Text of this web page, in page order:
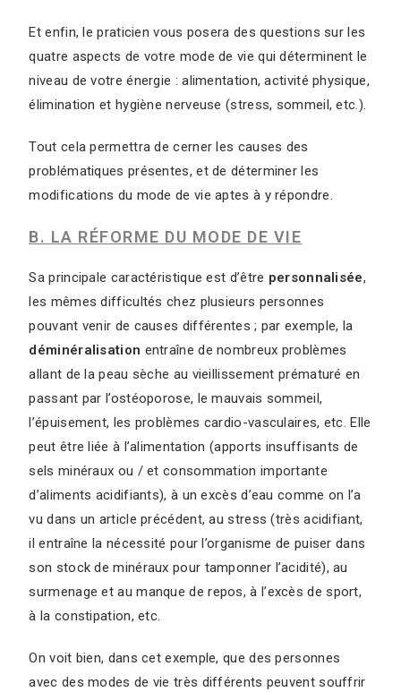
Et enfin, le praticien vous posera des questions sur les
quatre aspects de votre mode de vie qui déterminent le
niveau de votre énergie : alimentation, activité physique,
élimination et hygiène nerveuse (stress, sommeil, etc.).
Tout cela permettra de cerner les causes des
problématiques présentes, et de déterminer les
modifications du mode de vie aptes à y répondre.
B. LA RÉFORME DU MODE DE VIE
Sa principale caractéristique est d’être personnalisée,
les mêmes difficultés chez plusieurs personnes
pouvant venir de causes différentes ; par exemple, la
déminéralisation entraîne de nombreux problèmes
allant de la peau sèche au vieillissement prématuré en
passant par l’ostéoporose, le mauvais sommeil,
l’épuisement, les problèmes cardio-vasculaires, etc. Elle
peut être liée à l’alimentation (apports insuffisants de
sels minéraux ou / et consommation importante
d’aliments acidifiants), à un excès d’eau comme on l’a
vu dans un article précédent, au stress (très acidifiant,
il entraîne la nécessité pour l’organisme de puiser dans
son stock de minéraux pour tamponner l’acidité), au
surmenage et au manque de repos, à l’excès de sport,
à la constipation, etc.
On voit bien, dans cet exemple, que des personnes
avec des modes de vie très différents peuvent souffrir